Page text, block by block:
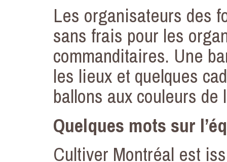
Les organisateurs des
sans frais pour les
commanditaires. Une
les lieux et quelques
ballons aux couleurs
Quelques mots sur
Cultiver Montréal est